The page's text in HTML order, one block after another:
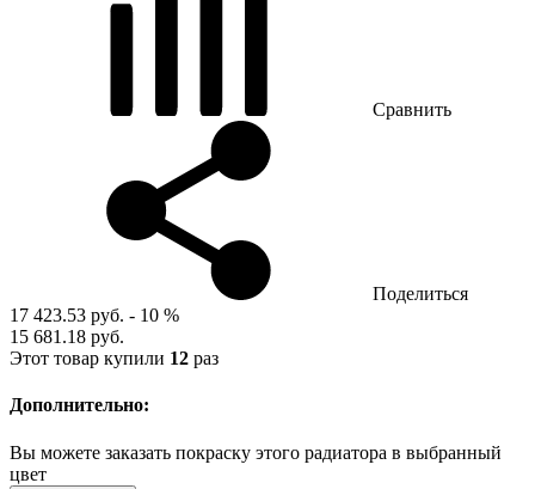
Сравнить
Поделиться
17 423.53 руб. - 10 %
15 681.18 руб.
Этот товар купили 12 раз
Дополнительно:
Вы можете заказать покраску этого радиатора в выбранный
цвет